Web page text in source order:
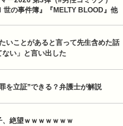
世の事件簿』『MELTY BLOOD』他
いことがあると言って先生含めた話
い」と言い出した
を立証”できる？弁護士が解説
、絶望ｗｗｗｗｗｗｗ